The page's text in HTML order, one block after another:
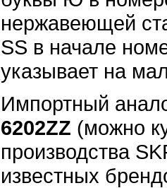
нержавеющей
SS в начале
указывает на
Импортный
6202ZZ (можно
производства
известных